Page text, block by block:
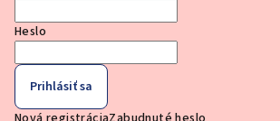
Heslo
Prihlásiť sa